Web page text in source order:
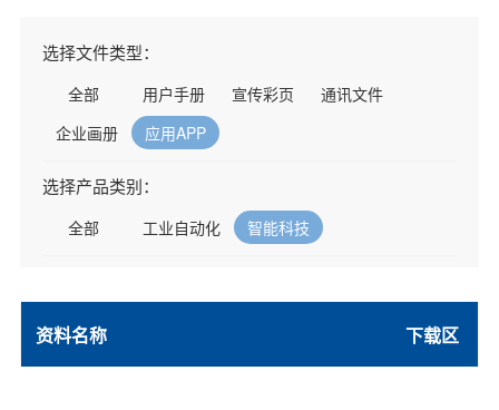
选择文件类型：
全部 用户手册 宣传彩页
通讯文件
企业画册
应用APP
选择产品类别：
全部 工业自动化 智能科技
资料名称 下载区